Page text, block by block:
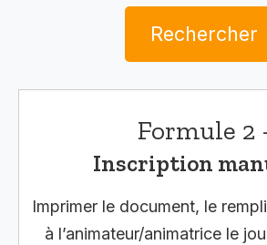
Rechercher
Formule 2
Inscription
Imprimer le document, le
à l’animateur/animatrice le